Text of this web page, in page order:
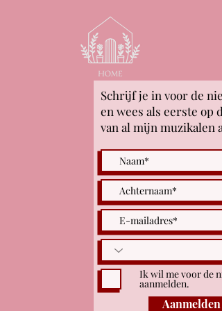
Schrijf je in voor de
en wees als eerste op
van al mijn muzikalen
Ik wil me voor de
aanmelden.
Aanmelden